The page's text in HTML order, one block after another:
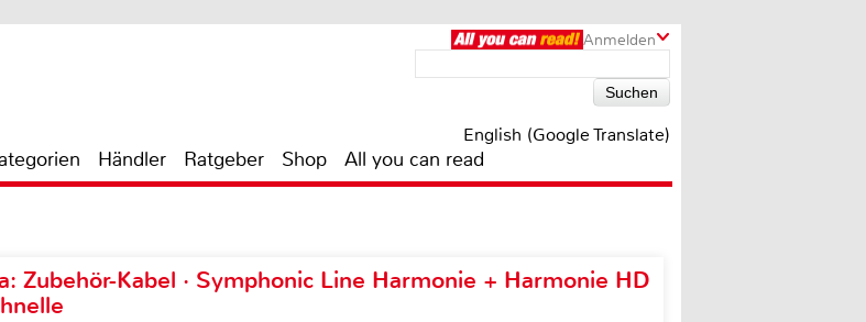
Anmelden
English (Google Translate)
Händler Ratgeber Shop All you can read
Zubehör-Kabel · Symphonic Line Harmonie + Harmonie HD